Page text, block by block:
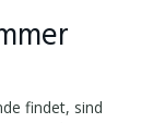
findet, sind